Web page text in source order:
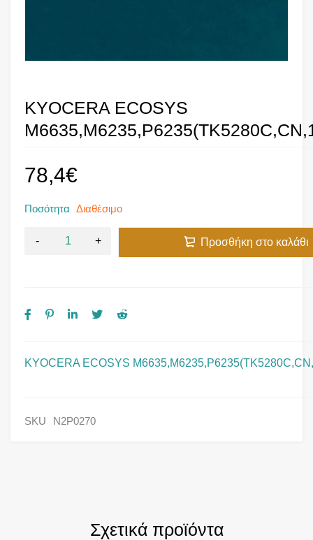
KYOCERA ECOSYS
KYOCERA ECOSYS
78,4€
Ποσότητα Διαθέσιμο
Προσθήκη στο καλάθι
SKU N2P0270
Σχετικά προϊόντα